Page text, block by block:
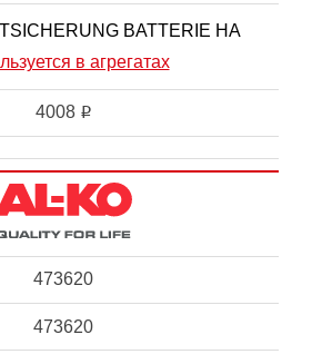
BATTERIE HA
в агрегатах
4008 i
473620
473620